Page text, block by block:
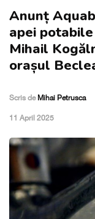
Anunț
apei
Mihail
orașul
Scris de Mihai Petrusca
,11 April 2025